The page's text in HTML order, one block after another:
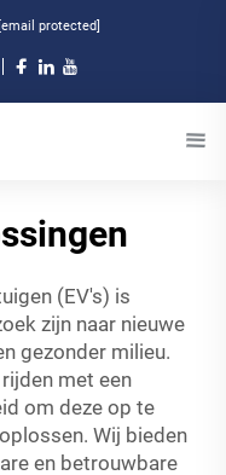
[email protected]
(EV's) is
zijn naar nieuwe
gezonder milieu.
met een
om deze op te
Wij bieden
en betrouwbare